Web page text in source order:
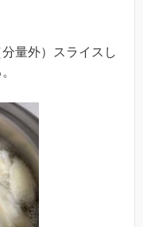
量外）スライスし